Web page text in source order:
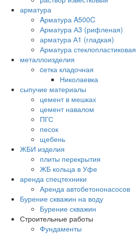
арматура
Aрматура A500C
Арматура А3 (рифленая)
арматура А1 (гладкая)
Арматура стеклопластиковая
металлоизделия
cетка кладочная
Николаевка
сыпучие материалы
цемент в мешках
цемент навалом
ПГС
песок
щебень
ЖБИ изделия
плиты перекрытия
ЖБ кольца в Уфе
аренда спецтехники
Аренда автобетононасосов
Бурение скважин на воду
Бурение скважин
Строительные работы
Фундаменты